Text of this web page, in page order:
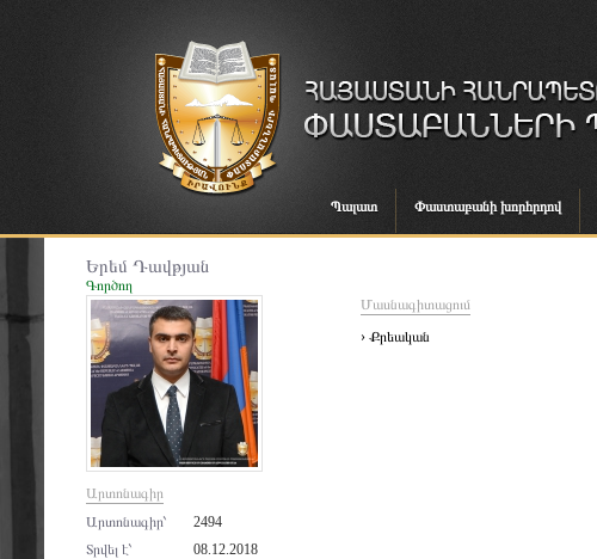
Պալատ Փաստաբանի խորհրդով
Երեմ Դավթյան
Գործող
Արտոնագիր
Արտոնագիր՝
2494
Տրվել է՝
08.12.2018
Մասնագիտացում
› Քրեական